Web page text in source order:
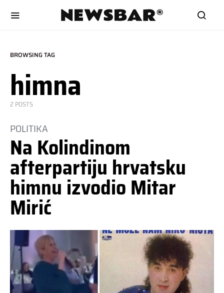
BROWSING TAG
himna
2 POSTS
POLITIKA
Na Kolindinom
afterpartiju hrvatsku
himnu izvodio Mitar
Mirić